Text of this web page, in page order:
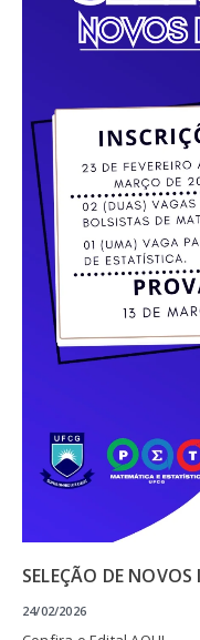
SELEÇÃO DE
24/02/2026